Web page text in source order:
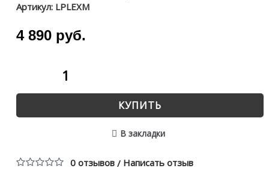
Артикул: LPLEXM
4 890 руб.
КУПИТЬ
В закладки
0 отзывов/ Написать отзыв